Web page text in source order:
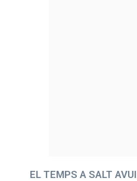
EL TEMPS A SALT AVUI